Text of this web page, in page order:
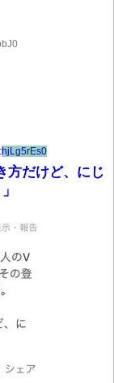
hjLg5rEs0
方だけど、にじ